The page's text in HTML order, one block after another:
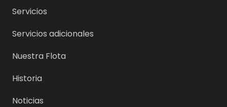
Servicios
Servicios adicionales
Nuestra Flota
Historia
Noticias